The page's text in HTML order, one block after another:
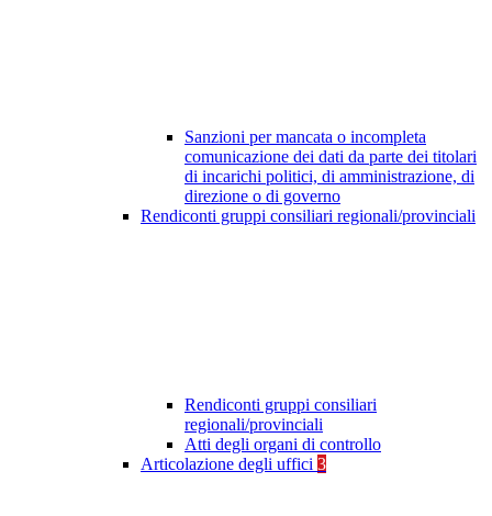
Sanzioni per mancata o incompleta
comunicazione dei dati da parte dei titolari
di incarichi politici, di amministrazione, di
direzione o di governo
Rendiconti gruppi consiliari regionali/provinciali
Rendiconti gruppi consiliari
regionali/provinciali
Atti degli organi di controllo
Articolazione degli uffici 3